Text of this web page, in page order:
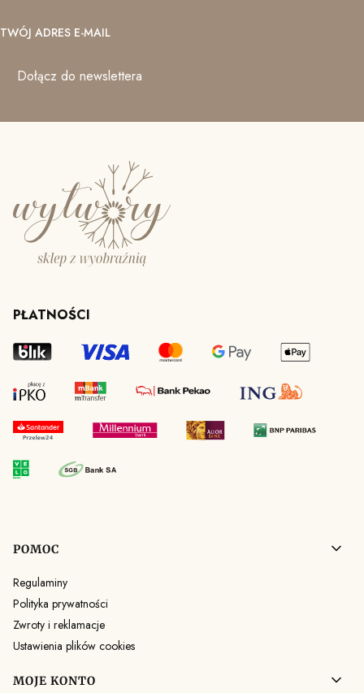
TWÓJ ADRES E-MAIL
Dołącz do newslettera
PŁATNOŚCI
Linki w stopce
POMOC
Regulaminy
Polityka prywatności
Zwroty i reklamacje
Ustawienia plików cookies
MOJE KONTO